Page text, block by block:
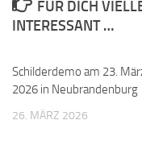
FÜR DICH
INTERESSANT …
Schilderdemo am 23.
2026 in Neubrandenburg
26. MÄRZ 2026